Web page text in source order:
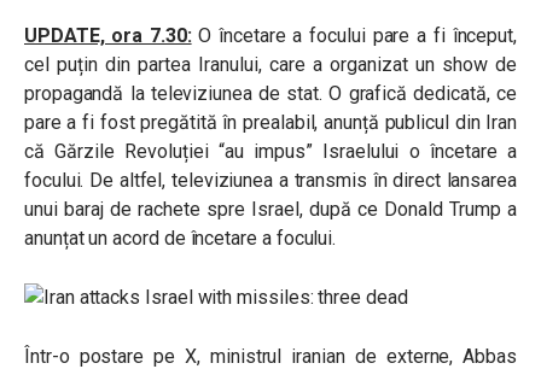
UPDATE, ora 7.30:O încetare a focului pare a fi început,
cel puțin din partea Iranului, care a organizat un show de
propagandă la televiziunea de stat. O grafică dedicată, ce
pare a fi fost pregătită în prealabil, anunță publicul din Iran
că Gărzile Revoluției “au impus” Israelului o încetare a
focului. De altfel, televiziunea a transmis în direct lansarea
unui baraj de rachete spre Israel, după ce Donald Trump a
anunțat un acord de încetare a focului.
Într-o postare pe X, ministrul iranian de externe, Abbas